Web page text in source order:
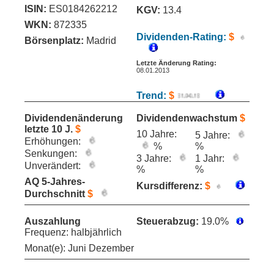
ISIN: ES0184262212
WKN: 872335
Börsenplatz: Madrid
KGV: 13.4
Dividenden-Rating: $
Letzte Änderung Rating:
08.01.2013
Trend: $
Dividendenänderung
letzte 10 J. $
Erhöhungen:
Senkungen:
Unverändert:
AQ 5-Jahres-
Durchschnitt $
Dividendenwachstum $
10 Jahre:
%
5 Jahre:
%
3 Jahre:
%
1 Jahr:
%
Kursdifferenz: $
Auszahlung
Frequenz: halbjährlich
Monat(e): Juni Dezember
Steuerabzug: 19.0%